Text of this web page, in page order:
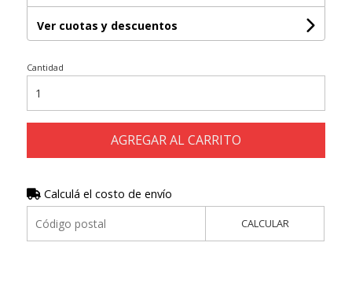
Ver cuotas y descuentos
Cantidad
AGREGAR AL CARRITO
Calculá el costo de envío
CALCULAR